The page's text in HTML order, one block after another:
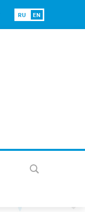
RU EN